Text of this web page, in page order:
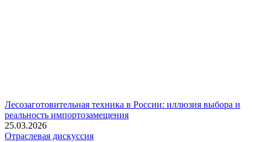
Лесозаготовительная техника в России: иллюзия выбора и
реальность импортозамещения
25.03.2026
Отраслевая дискуссия